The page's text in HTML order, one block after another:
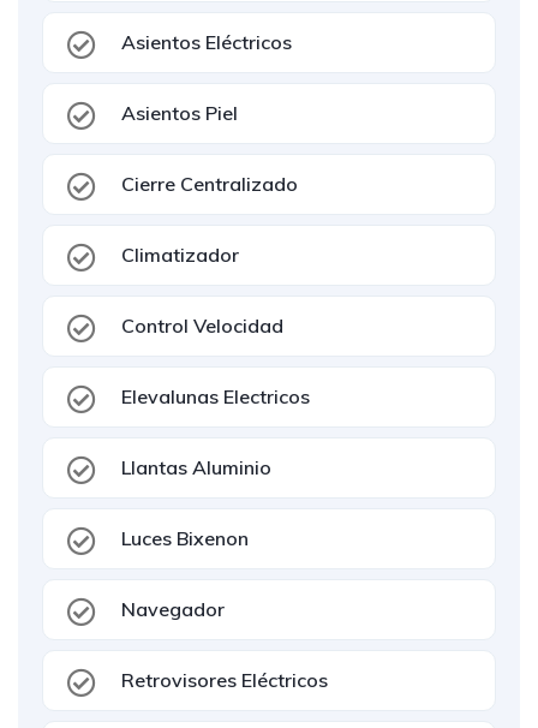
Asientos Eléctricos
Asientos Piel
Cierre Centralizado
Climatizador
Control Velocidad
Elevalunas Electricos
Llantas Aluminio
Luces Bixenon
Navegador
Retrovisores Eléctricos